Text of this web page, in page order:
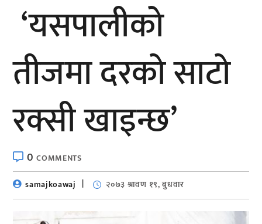
‘यसपालीको
तीजमा दरको साटो
रक्सी खाइन्छ’
0COMMENTS
samajkoawaj
२०७३ श्रावण १९, बुधवार